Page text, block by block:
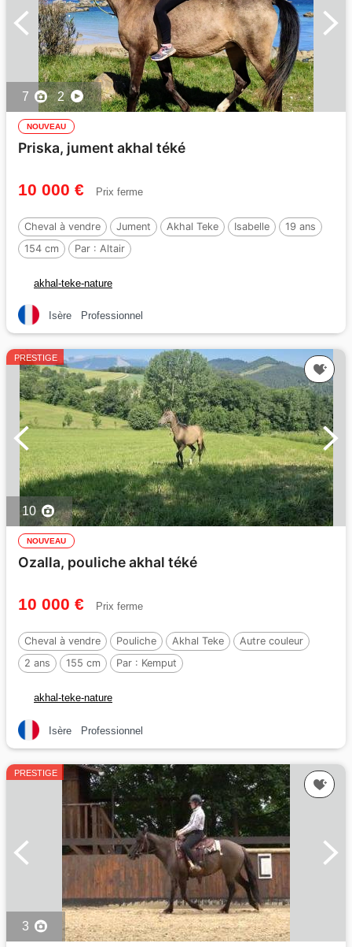
7 2
NOUVEAU
Priska, jument akhal téké
10 000 € Prix ferme
Cheval à vendre Jument Akhal Teke Isabelle
19 ans
154 cm
Par : Altair
akhal-teke-nature
Isère Professionnel
PRESTIGE
10
NOUVEAU
Ozalla, pouliche akhal téké
10 000 € Prix ferme
Cheval à vendre Pouliche Akhal Teke
Autre couleur
2 ans
155 cm Par : Kemput
akhal-teke-nature
Isère Professionnel
PRESTIGE
3